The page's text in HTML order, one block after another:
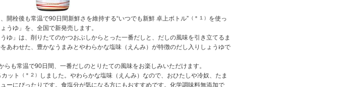
開栓後も常温で90日間新鮮さを維持する“いつでも新鮮 卓上ボトル” （＊１） を使っ
ゆ」を、全国で新発売します。
ゆ」は、削りたてのかつおぶしからとった一番だしと、だしの風味を引き立てるま
あわせた、豊かなうまみとやわらかな塩味（えんみ）が特徴のだし入りしょうゆで
らも常温で90日間、一番だしのとりたての風味をお楽しみいただけます。
ット
（＊２）
しました。やわらかな塩味（えんみ）なので、おひたしや冷奴、たま
ーにぴったりです。食塩分が気になる方にもおすすめです。化学調味料無添加で